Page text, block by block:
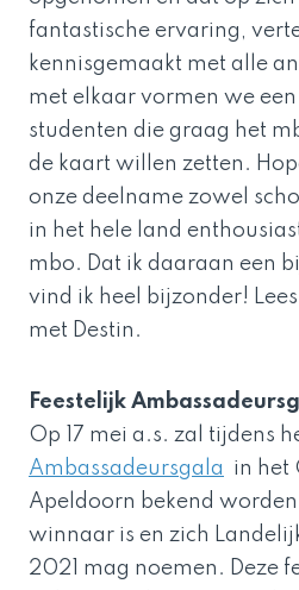
fantastische ervaring,
kennisgemaakt met alle
met elkaar vormen we
studenten die graag het
de kaart willen zetten.
onze deelname zowel
in het hele land
mbo. Dat ik daaraan een
vind ik heel bijzonder!
met Destin.
Feestelijk
Op 17 mei a.s. zal tijdens
Ambassadeursgala
in het
Apeldoorn bekend
winnaar is en zich
2021 mag noemen. Deze